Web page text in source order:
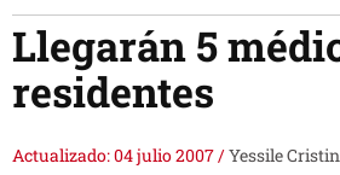
Llegarán 5
residentes
Actualizado: 04 julio 2007/Yessile